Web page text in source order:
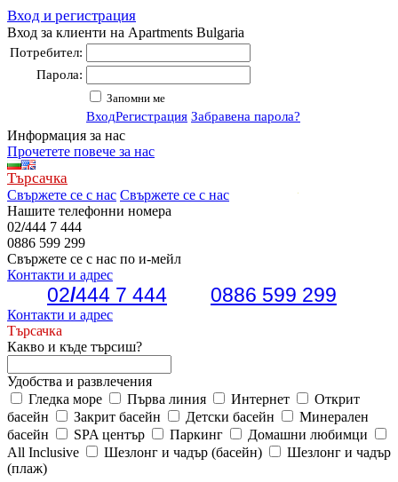
Вход и регистрация
Вход за клиенти на Apartments Bulgaria
Потребител:
Парола:
Запомни ме
ВходРегистрация Забравена парола?
Информация за нас
Прочетете повече за нас
Търсачка
Свържете се с нас Свържете се с нас
Нашите телефонни номера
02/444 7 444
0886 599 299
Свържете се с нас по и-мейл
Контакти и адрес
02/444 7 444 0886 599 299
Контакти и адрес
Търсачка
Какво и къде търсиш?
Удобства и развлечения
Гледка море
Първа линия Интернет
Открит
басейн
Закрит басейн Детски басейн
Минерален
басейн
SPA център Паркинг
Домашни любимци
All Inclusive
Шезлонг и чадър (басейн)
Шезлонг и чадър
(плаж)